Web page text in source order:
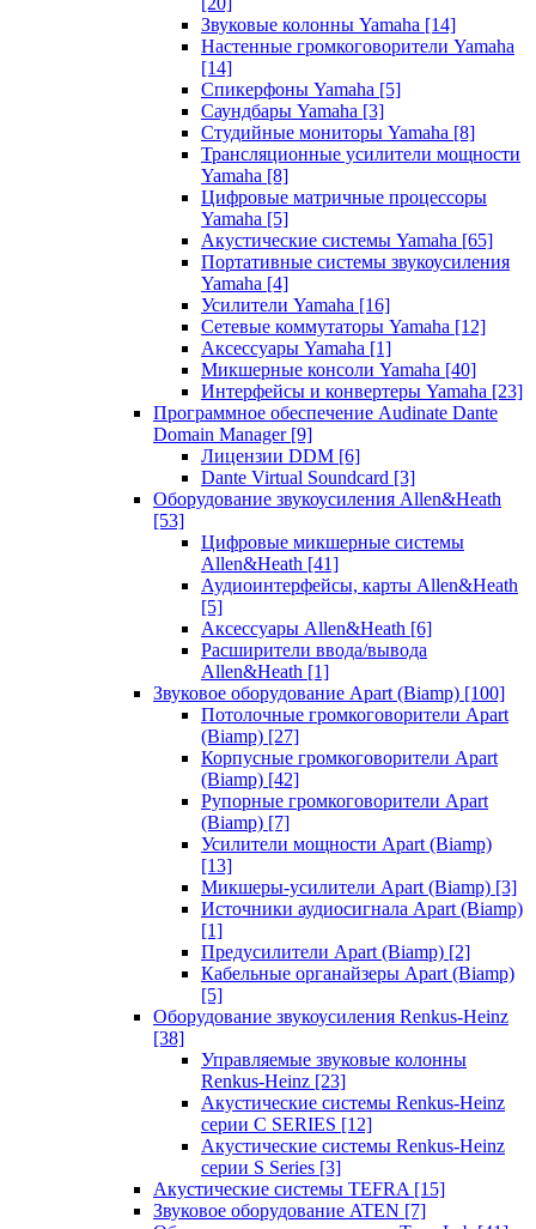
Звуковые колонны Yamaha [14]
Настенные громкоговорители Yamaha
[14]
Спикерфоны Yamaha [5]
Саундбары Yamaha [3]
Студийные мониторы Yamaha [8]
Трансляционные усилители мощности
Yamaha [8]
Цифровые матричные процессоры
Yamaha [5]
Акустические системы Yamaha [65]
Портативные системы звукоусиления
Yamaha [4]
Усилители Yamaha [16]
Сетевые коммутаторы Yamaha [12]
Аксессуары Yamaha [1]
Микшерные консоли Yamaha [40]
Интерфейсы и конвертеры Yamaha [23]
Программное обеспечение Audinate Dante
Domain Manager [9]
Лицензии DDM [6]
Dante Virtual Soundcard [3]
Оборудование звукоусиления Allen&Heath
[53]
Цифровые микшерные системы
Allen&Heath [41]
Аудиоинтерфейсы, карты Allen&Heath
[5]
Аксессуары Allen&Heath [6]
Расширители ввода/вывода
Allen&Heath [1]
Звуковое оборудование Apart (Biamp) [100]
Потолочные громкоговорители Apart
(Biamp) [27]
Корпусные громкоговорители Apart
(Biamp) [42]
Рупорные громкоговорители Apart
(Biamp) [7]
Усилители мощности Apart (Biamp)
[13]
Микшеры-усилители Apart (Biamp) [3]
Источники аудиосигнала Apart (Biamp)
[1]
Предусилители Apart (Biamp) [2]
Кабельные органайзеры Apart (Biamp)
[5]
Оборудование звукоусиления Renkus-Heinz
[38]
Управляемые звуковые колонны
Renkus-Heinz [23]
Акустические системы Renkus-Heinz
серии C SERIES [12]
Акустические системы Renkus-Heinz
серии S Series [3]
Акустические системы TEFRA [15]
Звуковое оборудование ATEN [7]